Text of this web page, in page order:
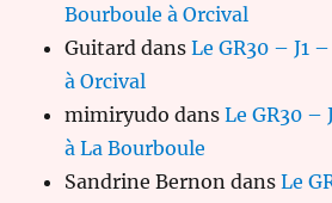
Bourboule à Orcival
Guitard dansLe GR30 – J1
à Orcival
mimiryudo dansLe GR30 –
à La Bourboule
Sandrine Bernon dansLe